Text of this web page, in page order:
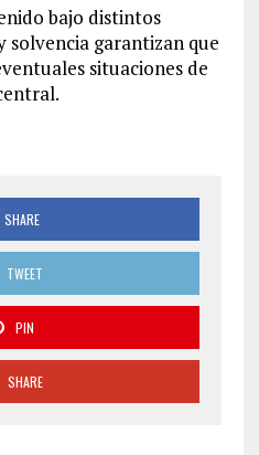
bajo distintos
solvencia garantizan que
situaciones de
SHARE
TWEET
PIN
SHARE